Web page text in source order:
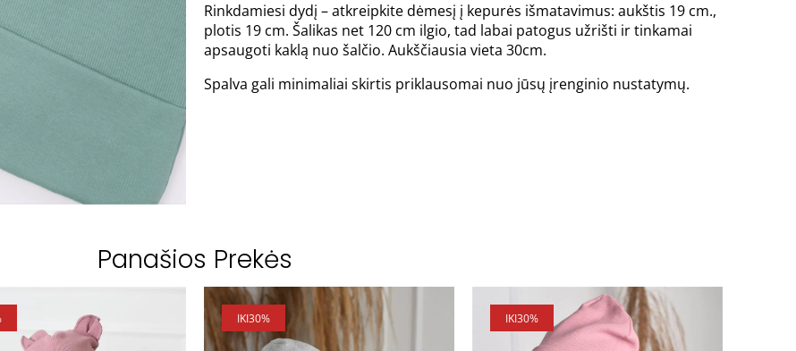
Rinkdamiesi dydį – atkreipkite dėmesį į kepurės išmatavimus: aukštis 19 cm.,
plotis 19 cm. Šalikas net 120 cm ilgio, tad labai patogus užrišti ir tinkamai
apsaugoti kaklą nuo šalčio. Aukščiausia vieta 30cm.
Spalva gali minimaliai skirtis priklausomai nuo jūsų įrenginio nustatymų.
Panašios Prekės
IKI30% IKI30%